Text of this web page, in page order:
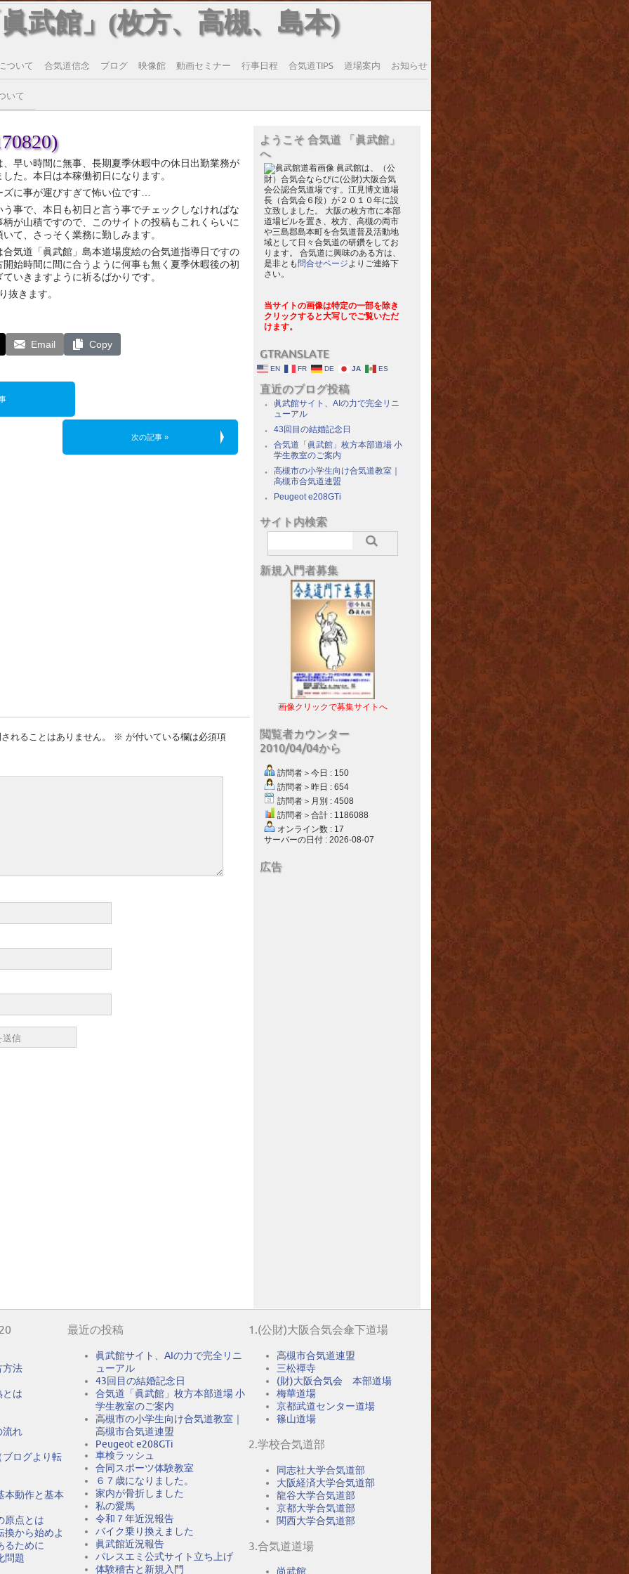
武館」(枚方、高槻、島本)
ついて 合気道信念 ブログ 映像館 動画セミナー 行事日程 合気道TIPS 道場案内 お知らせ
いて
、早い時間に無事、長期夏季休暇中の休日出勤業務が
た。本日は本稼働初日になります。
ズに事が運びすぎて怖い位です…
う事で、本日も初日と言う事でチェックしなければな
柄が山積ですので、このサイトの投稿もこれくらいに
て、さっそく業務に勤しみます。
合気道「眞武館」島本道場度絵の合気道指導日ですの
開始時間に間に合うように何事も無く夏季休暇後の初
いきますように祈るばかりです。
抜きます。
Email Copy
次の記事 »
れることはありません。 ※ が付いている欄は必須項
ようこそ 合気道 「眞武館」
へ
眞武館は、（公
財）合気会ならびに(公財)大阪合気
会公認合気道場です。江見博文道場
長（合気会６段）が２０１０年に設
立致しました。 大阪の枚方市に本部
道場ビルを置き、枚方、高槻の両市
や三島郡島本町を合気道普及活動地
域として日々合気道の研鑽をしてお
ります。 合気道に興味のある方は、
是非とも 問合せページよりご連絡下
さい。
当サイトの画像は特定の一部を除き
クリックすると大写しでご覧いただ
けます。
GTRANSLATE
EN FR DE JA ES
直近のブログ投稿
眞武館サイト、AIの力で完全リニ
ューアル
43回目の結婚記念日
合気道「眞武館」枚方本部道場 小
学生教室のご案内
高槻市の小学生向け合気道教室｜
高槻市合気道連盟
Peugeot e208GTi
サイト内検索
新規入門者募集
画像クリックで募集サイトへ
閲覧者カウンター
2010/04/04から
訪問者＞今日 : 150
訪問者＞昨日 : 654
訪問者＞月別 : 4508
訪問者＞合計 : 1186088
オンライン数 : 17
サーバーの日付 : 2026-08-07
広告
方法
とは
流れ
ログより転
本動作と基本
原点とは
換から始めよ
るために
問題
最近の投稿
眞武館サイト、AIの力で完全リニ
ューアル
43回目の結婚記念日
合気道「眞武館」枚方本部道場 小
学生教室のご案内
高槻市の小学生向け合気道教室｜
高槻市合気道連盟
Peugeot e208GTi
車検ラッシュ
合同スポーツ体験教室
６７歳になりました。
家内が骨折しました
私の愛馬
令和７年近況報告
バイク乗り換えました
眞武館近況報告
パレスエミ公式サイト立ち上げ
体験稽古と新規入門
1.(公財)大阪合気会傘下道場
高槻市合気道連盟
三松禪寺
(財)大阪合気会 本部道場
梅華道場
京都武道センター道場
篠山道場
2.学校合気道部
同志社大学合気道部
大阪経済大学合気道部
龍谷大学合気道部
京都大学合気道部
関西大学合気道部
3.合気道道場
尚武館